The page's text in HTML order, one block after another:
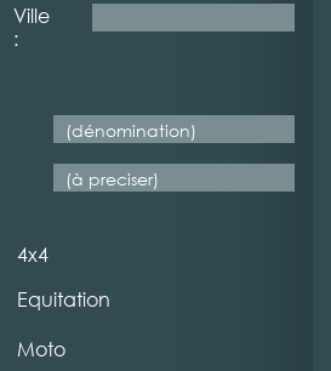
Ville
:
4x4
Equitation
Moto